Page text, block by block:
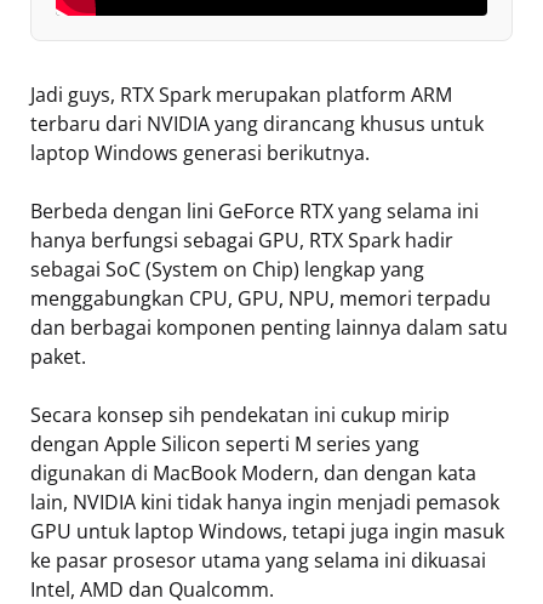
Jadi guys, RTX Spark merupakan platform ARM
terbaru dari NVIDIA yang dirancang khusus untuk
laptop Windows generasi berikutnya.
Berbeda dengan lini GeForce RTX yang selama ini
hanya berfungsi sebagai GPU, RTX Spark hadir
sebagai SoC (System on Chip) lengkap yang
menggabungkan CPU, GPU, NPU, memori terpadu
dan berbagai komponen penting lainnya dalam satu
paket.
Secara konsep sih pendekatan ini cukup mirip
dengan Apple Silicon seperti M series yang
digunakan di MacBook Modern, dan dengan kata
lain, NVIDIA kini tidak hanya ingin menjadi pemasok
GPU untuk laptop Windows, tetapi juga ingin masuk
ke pasar prosesor utama yang selama ini dikuasai
Intel, AMD dan Qualcomm.